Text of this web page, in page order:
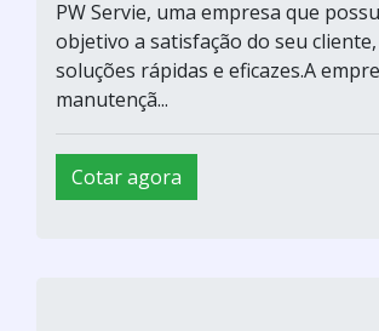
Imagem ilustrativa de Relé
Imagem ilustrativa de Relé